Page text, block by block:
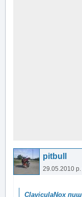
pitbull
29.05.2010 р.